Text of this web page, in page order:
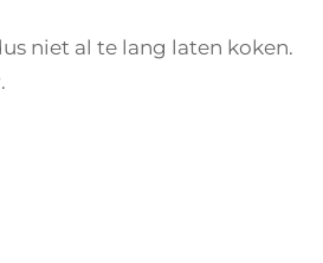
niet al te lang laten koken.